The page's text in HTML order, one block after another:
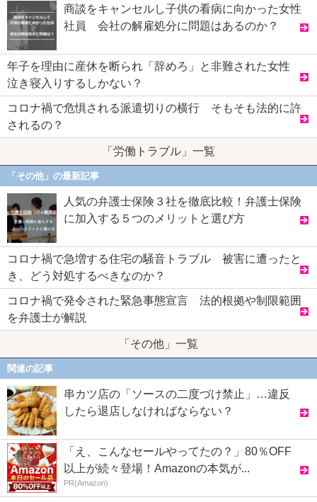
商談をキャンセルし子供の看病に向かった女性
社員 会社の解雇処分に問題はあるのか？
年子を理由に産休を断られ「辞めろ」と非難された女性
泣き寝入りするしかない？
コロナ禍で危惧される派遣切りの横行 そもそも法的に許
されるの？
「労働トラブル」一覧
「その他」の最新記事
人気の弁護士保険３社を徹底比較！弁護士保険
に加入する５つのメリットと選び方
コロナ禍で急増する住宅の騒音トラブル 被害に遭ったと
き、どう対処するべきなのか？
コロナ禍で発令された緊急事態宣言 法的根拠や制限範囲
を弁護士が解説
「その他」一覧
関連の記事
串カツ店の「ソースの二度づけ禁止」…違反
したら退店しなければならない？
「え、こんなセールやってたの？」80％OFF
以上が続々登場！Amazonの本気が...
PR(Amazon)